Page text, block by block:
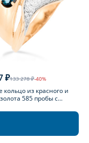
₽133 278 ₽-40%
кольцо из красного и
585 пробы с